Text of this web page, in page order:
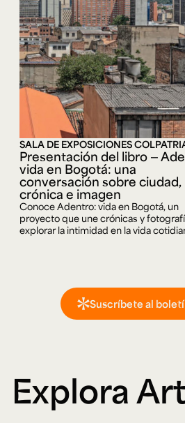
SALA DE EXPOSICIONES
Presentación del libro —
vida en Bogotá: una
conversación sobre ciudad,
crónica e imagen
Conoce Adentro: vida en Bogotá, un
proyecto que une crónicas y
explorar la intimidad en la vida
Suscríbete al
Explora